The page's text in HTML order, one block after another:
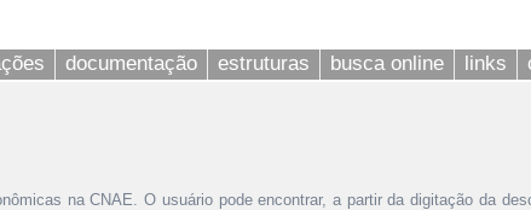
documentação estruturas busca online links
na CNAE. O usuário pode encontrar, a partir da digitação da